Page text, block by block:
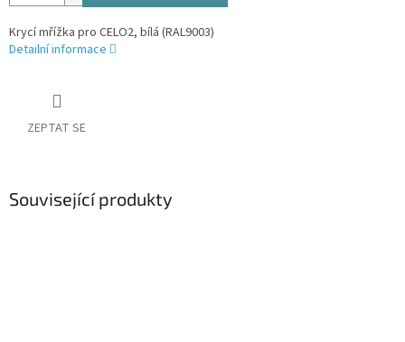
Krycí mřížka pro CELO2, bílá (RAL9003)
Detailní informace
ZEPTAT SE
Související produkty